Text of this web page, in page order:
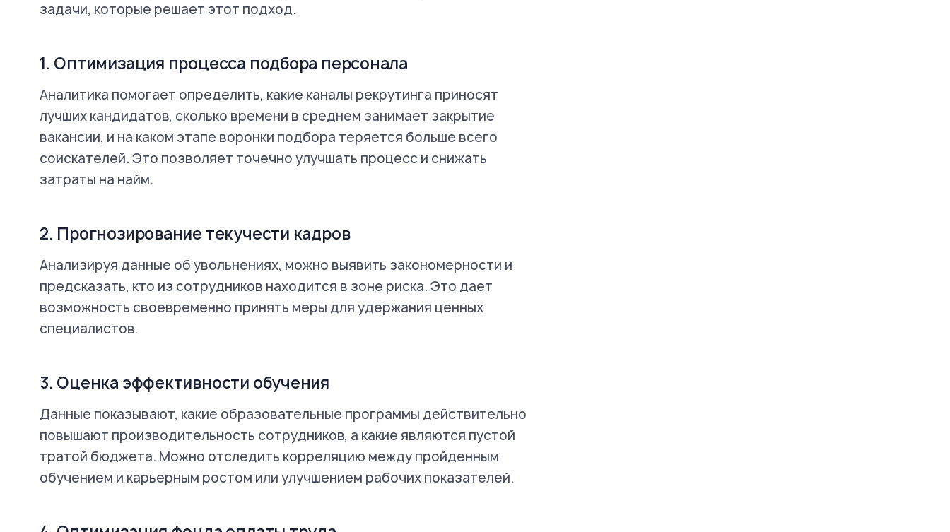
задачи, которые решает этот подход.
1. Оптимизация процесса подбора персонала
Аналитика помогает определить, какие каналы рекрутинга приносят
лучших кандидатов, сколько времени в среднем занимает закрытие
вакансии, и на каком этапе воронки подбора теряется больше всего
соискателей. Это позволяет точечно улучшать процесс и снижать
затраты на найм.
2. Прогнозирование текучести кадров
Анализируя данные об увольнениях, можно выявить закономерности и
предсказать, кто из сотрудников находится в зоне риска. Это дает
возможность своевременно принять меры для удержания ценных
специалистов.
3. Оценка эффективности обучения
Данные показывают, какие образовательные программы действительно
повышают производительность сотрудников, а какие являются пустой
тратой бюджета. Можно отследить корреляцию между пройденным
обучением и карьерным ростом или улучшением рабочих показателей.